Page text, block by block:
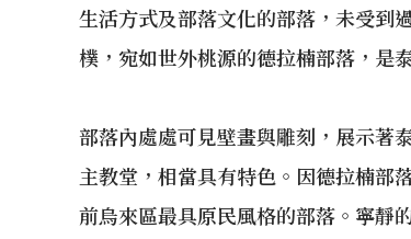
生活方式及部落文化的部落，未受到
樸，宛如世外桃源的德拉楠部落，是
部落內處處可見壁畫與雕刻，展示著
主教堂，相當具有特色。因德拉楠部
前烏來區最具原民風格的部落。寧靜